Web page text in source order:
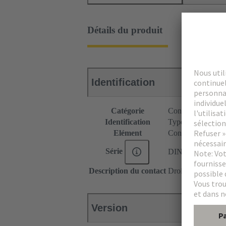
Détails du produit
Identification
Catégorie
Connecteurs
Identification
Type C
Elément
Connecteur
Série DIN 41612
Description du contact Droit
Version